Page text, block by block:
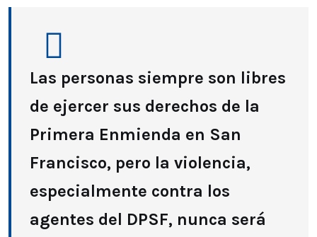
Las personas siempre son libres
de ejercer sus derechos de la
Primera Enmienda en San
Francisco, pero la violencia,
especialmente contra los
agentes del DPSF, nunca será